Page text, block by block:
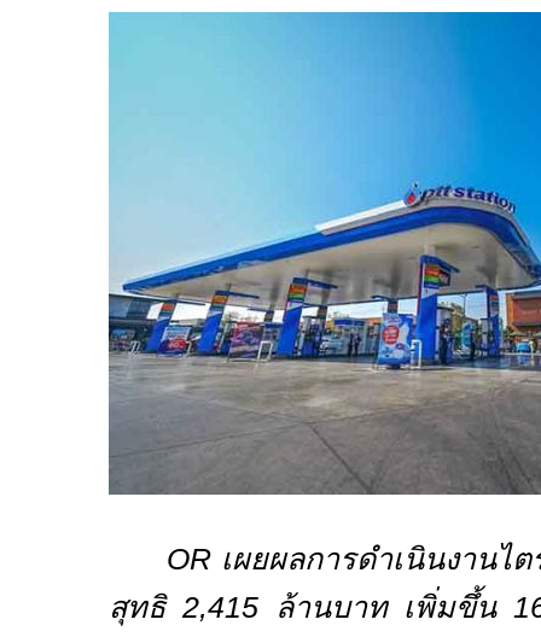
OR เผยผลการดำเนินงานไ
สุทธิ 2,415 ล้านบาท เพิ่มขึ้น